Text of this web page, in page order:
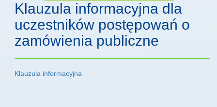
Klauzula informacyjna dla
uczestników postępowań o
zamówienia publiczne
Klauzula informacyjna